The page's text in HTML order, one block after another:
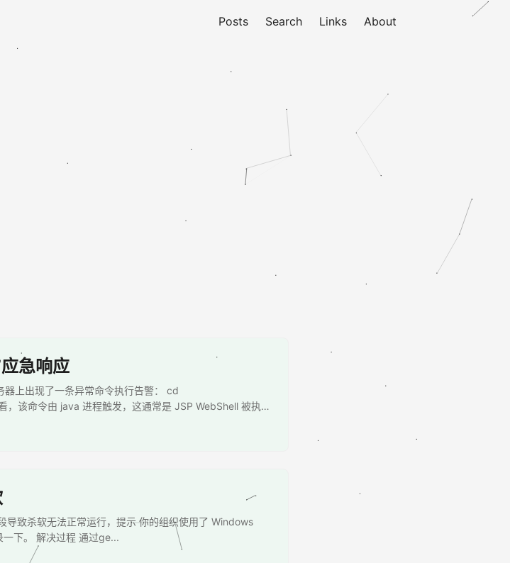
Posts Search Links About
急响应
上出现了一条异常命令执行告警： cd
该命令由 java 进程触发，这通常是 JSP WebShell 被执行
导致杀软无法正常运行，提示 你的组织使用了 Windows
下。 解决过程 通过ge...